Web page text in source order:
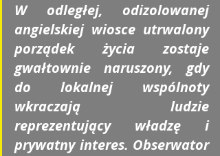
W odległej, odizolowanej
angielskiej wiosce utrwalony
porządek życia zostaje
gwałtownie naruszony, gdy
do lokalnej wspólnoty
wkraczają ludzie
reprezentujący władzę i
prywatny interes. Obserwator